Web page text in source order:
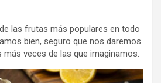
las frutas más populares en todo
bien, seguro que nos daremos
veces de las que imaginamos.